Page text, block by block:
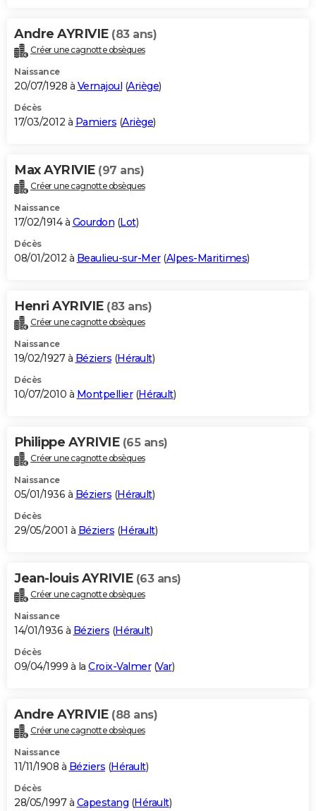
Andre AYRIVIE (83 ans)
Créer une cagnotte obsèques
Naissance
20/07/1928 à Vernajoul (Ariège)
Décès
17/03/2012 à Pamiers (Ariège)
Max AYRIVIE (97 ans)
Créer une cagnotte obsèques
Naissance
17/02/1914 à Gourdon (Lot)
Décès
08/01/2012 à Beaulieu-sur-Mer(Alpes-Maritimes)
Henri AYRIVIE (83 ans)
Créer une cagnotte obsèques
Naissance
19/02/1927 à Béziers (Hérault)
Décès
10/07/2010 à Montpellier(Hérault)
Philippe AYRIVIE (65 ans)
Créer une cagnotte obsèques
Naissance
05/01/1936 à Béziers (Hérault)
Décès
29/05/2001 à Béziers (Hérault)
Jean-louis AYRIVIE (63 ans)
Créer une cagnotte obsèques
Naissance
14/01/1936 à Béziers (Hérault)
Décès
09/04/1999 à la Croix-Valmer(Var)
Andre AYRIVIE (88 ans)
Créer une cagnotte obsèques
Naissance
11/11/1908 à Béziers (Hérault)
Décès
28/05/1997 à Capestang (Hérault)